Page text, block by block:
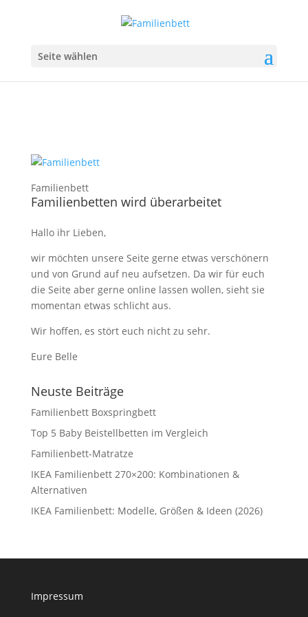
Seite wählen
Familienbett
Familienbetten wird überarbeitet
Hallo ihr Lieben,
wir möchten unsere Seite gerne etwas verschönern
und von Grund auf neu aufsetzen. Da wir für euch
die Seite aber gerne online lassen wollen, sieht sie
momentan etwas schlicht aus.
Wir hoffen, es stört euch nicht zu sehr.
Eure Belle
Neuste Beiträge
Familienbett Boxspringbett
Top 5 Baby Beistellbetten im Vergleich
Familienbett-Matratze
IKEA Familienbett 270×200: Kombinationen &
Alternativen
IKEA Familienbett: Modelle, Größen & Ideen (2026)
Impressum